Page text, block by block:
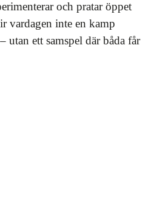
och pratar öppet
vardagen inte en kamp
utan ett samspel där båda får